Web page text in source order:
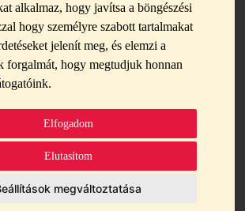
alkalmaz, hogy javítsa a böngészési
hogy személyre szabott tartalmakat
jelenít meg, és elemzi a
forgalmát, hogy megtudjuk honnan
Elfogadom
Elutasítom
megváltoztatása
SIMKÓ PINCÉSZET
Pincészet
a Vinitaly
magyar standján